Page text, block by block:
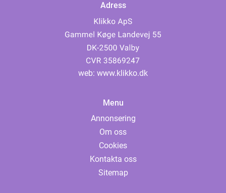
Adress
web: www.klikko.dk
Menu
Annonsering
Om oss
Cookies
Kontakta oss
Sitemap